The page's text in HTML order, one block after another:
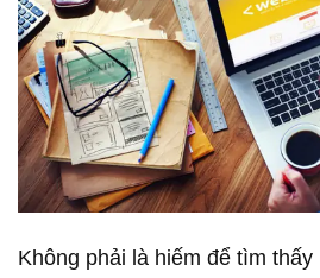
Không phải là hiếm để tìm